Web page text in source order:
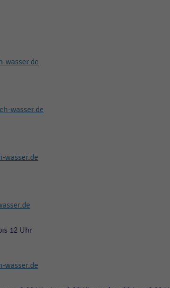
wasser.de
wasser.de
wasser.de
12 Uhr
wasser.de